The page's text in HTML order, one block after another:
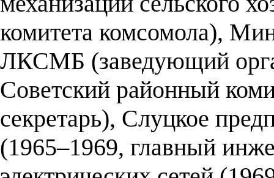
комитета комсомола),
ЛКСМБ (заведующий
Советский районный
секретарь), Слуцкое
(1965–1969, главный